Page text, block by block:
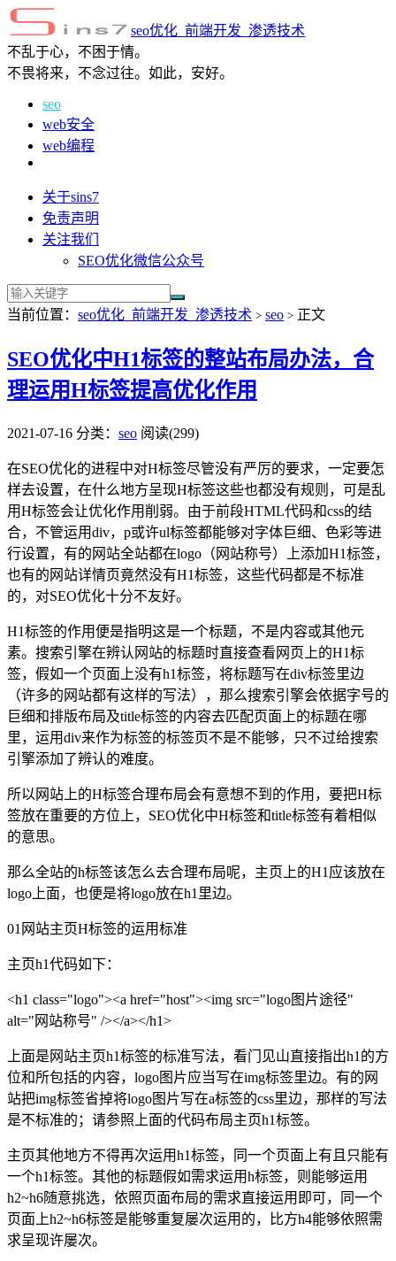
seo优化_前端开发_渗透技术
不乱于心，不困于情。
不畏将来，不念过往。如此，安好。
seo
web安全
web编程
关于sins7
免责声明
关注我们
SEO优化微信公众号
当前位置： seo优化_前端开发_渗透技术 > seo > 正文
SEO优化中H1标签的整站布局办法，合
理运用H标签提高优化作用
2021-07-16 分类： seo 阅读(299)
在SEO优化的进程中对H标签尽管没有严厉的要求，一定要怎
样去设置，在什么地方呈现H标签这些也都没有规则，可是乱
用H标签会让优化作用削弱。由于前段HTML代码和css的结
合，不管运用div，p或许ul标签都能够对字体巨细、色彩等进
行设置，有的网站全站都在logo（网站称号）上添加H1标签，
也有的网站详情页竟然没有H1标签，这些代码都是不标准
的，对SEO优化十分不友好。
H1标签的作用便是指明这是一个标题，不是内容或其他元
素。搜索引擎在辨认网站的标题时直接查看网页上的H1标
签，假如一个页面上没有h1标签，将标题写在div标签里边
（许多的网站都有这样的写法），那么搜索引擎会依据字号的
巨细和排版布局及title标签的内容去匹配页面上的标题在哪
里，运用div来作为标签的标签页不是不能够，只不过给搜索
引擎添加了辨认的难度。
所以网站上的H标签合理布局会有意想不到的作用，要把H标
签放在重要的方位上，SEO优化中H标签和title标签有着相似
的意思。
那么全站的h标签该怎么去合理布局呢，主页上的H1应该放在
logo上面，也便是将logo放在h1里边。
01 网站主页H标签的运用标准
主页h1代码如下：
<h1 class="logo"><a href="host"><img src="logo图片途径"
alt="网站称号" /></a></h1>
上面是网站主页h1标签的标准写法，看门见山直接指出h1的方
位和所包括的内容，logo图片应当写在img标签里边。有的网
站把img标签省掉将logo图片写在a标签的css里边，那样的写法
是不标准的；请参照上面的代码布局主页h1标签。
主页其他地方不得再次运用h1标签，同一个页面上有且只能有
一个h1标签。其他的标题假如需求运用h标签，则能够运用
h2~h6随意挑选，依照页面布局的需求直接运用即可，同一个
页面上h2~h6标签是能够重复屡次运用的，比方h4能够依照需
求呈现许屡次。